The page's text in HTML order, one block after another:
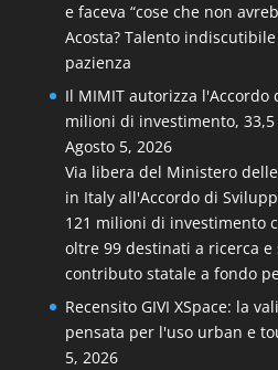
e faceva “cose che non
Acosta? Talento
pazienza
Il MIMIT autorizza l'Accordo
milioni di investimento,
Agosto 5, 2026
Via libera del Ministero
in Italy all'Accordo di
121 milioni di investimento
oltre 99 destinati a ricerca
contributo statale a fondo
Recensito GIVI XSpace: la
pensata per l'uso urban e
5, 2026